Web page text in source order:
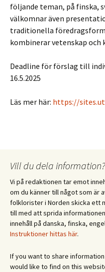
följande teman, på finska,
välkomnar även
traditionella
kombinerar vetenskap och
Deadline för förslag till
16.5.2025
Läs mer här: https://
Vill du dela information?
Vi på redaktionen tar emot
om du känner till något som är
folklorister i Norden skicka ett
till med att sprida
innehåll på danska, finska,
Instruktioner hittas här.
If you want to share
would like to find on this